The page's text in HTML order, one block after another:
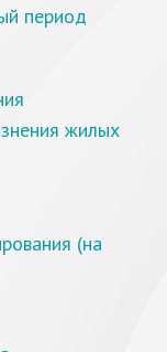
период
жилых
(на